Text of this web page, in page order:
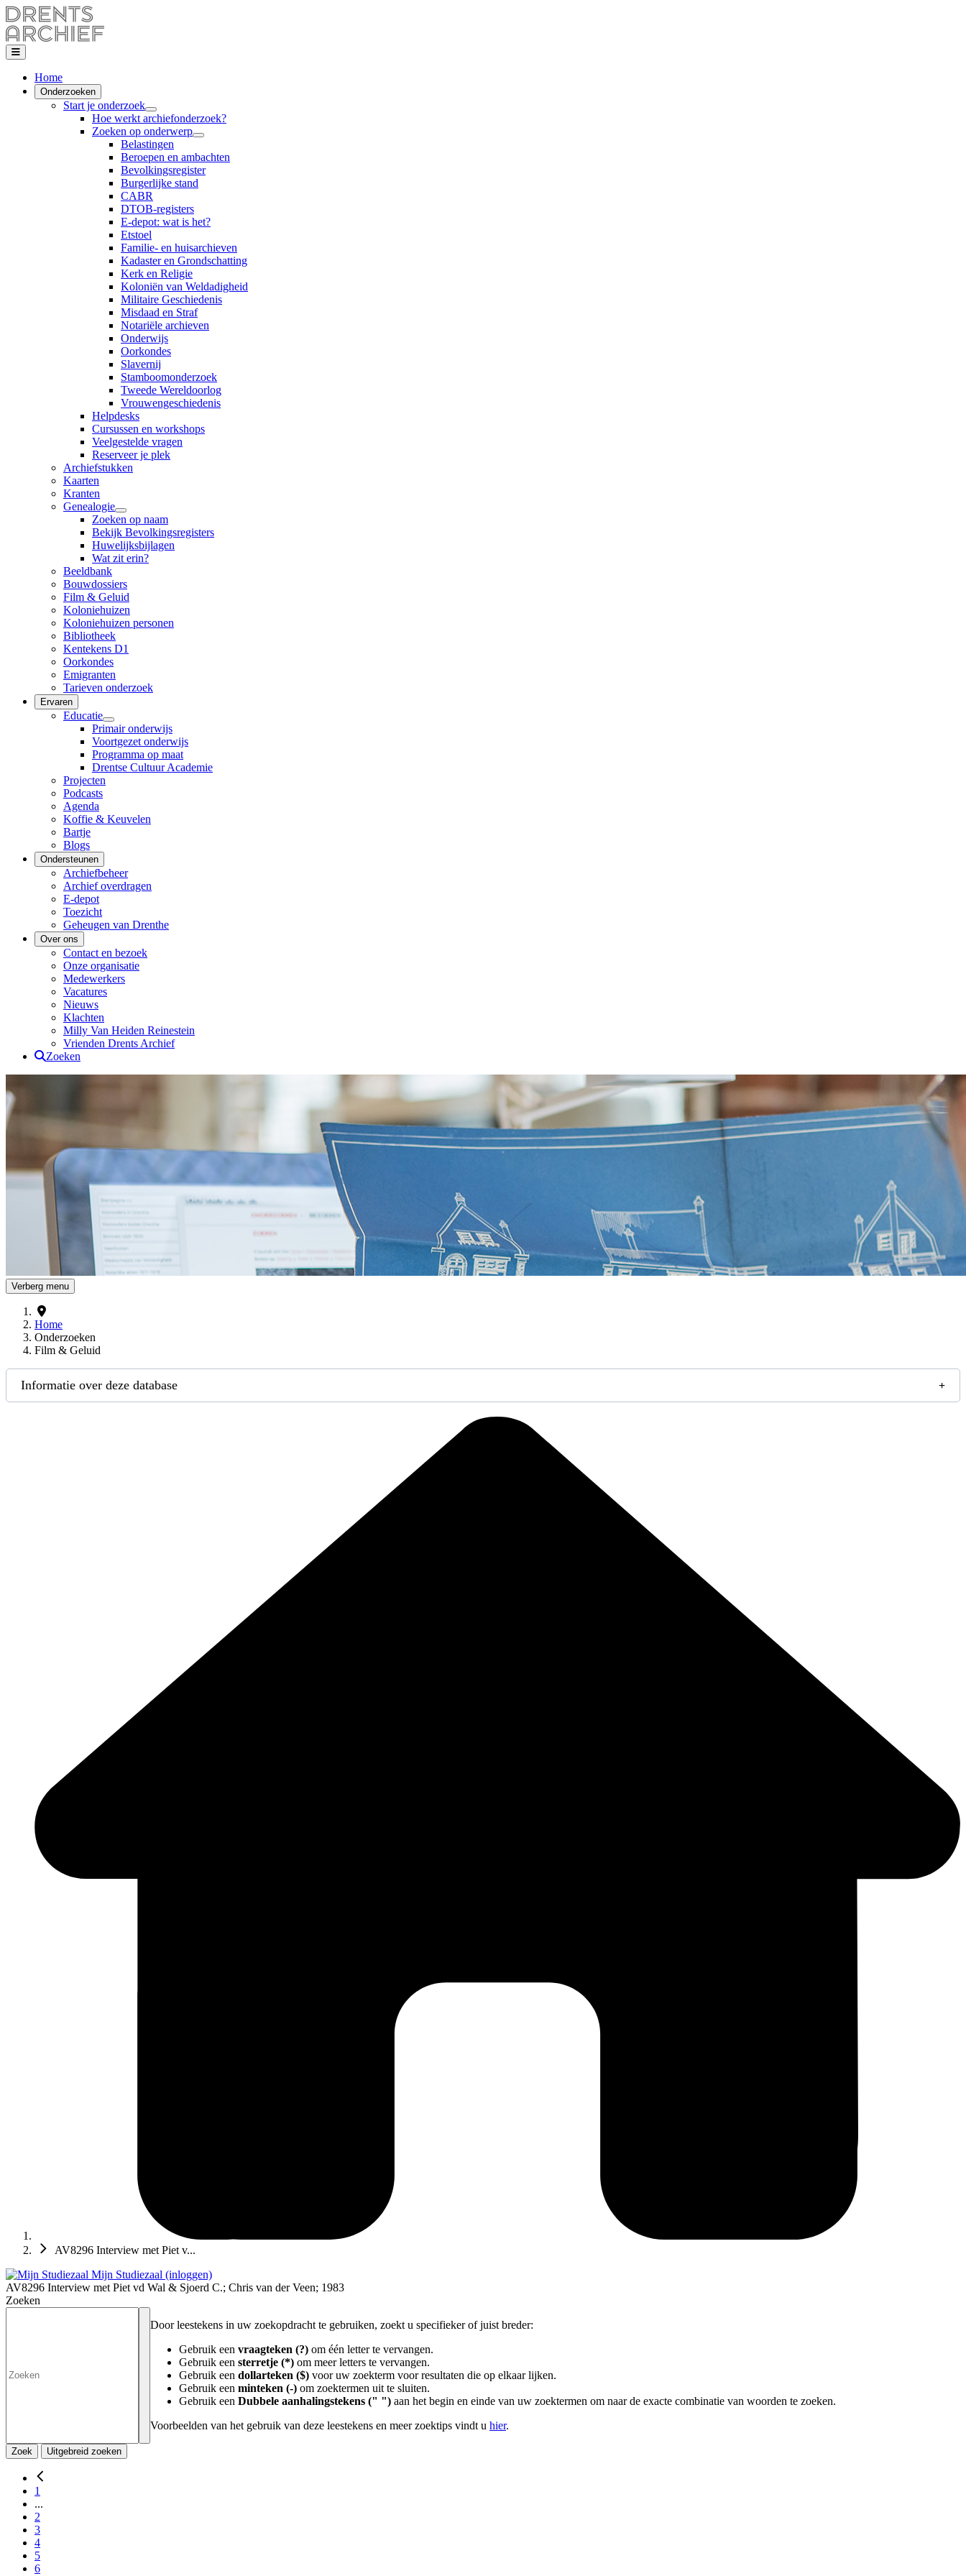
Home
Onderzoeken
Start je onderzoek
Hoe werkt archiefonderzoek?
Zoeken op onderwerp
Belastingen
Beroepen en ambachten
Bevolkingsregister
Burgerlijke stand
CABR
DTOB-registers
E-depot: wat is het?
Etstoel
Familie- en huisarchieven
Kadaster en Grondschatting
Kerk en Religie
Koloniën van Weldadigheid
Militaire Geschiedenis
Misdaad en Straf
Notariële archieven
Onderwijs
Oorkondes
Slavernij
Stamboomonderzoek
Tweede Wereldoorlog
Vrouwengeschiedenis
Helpdesks
Cursussen en workshops
Veelgestelde vragen
Reserveer je plek
Archiefstukken
Kaarten
Kranten
Genealogie
Zoeken op naam
Bekijk Bevolkingsregisters
Huwelijksbijlagen
Wat zit erin?
Beeldbank
Bouwdossiers
Film & Geluid
Koloniehuizen
Koloniehuizen personen
Bibliotheek
Kentekens D1
Oorkondes
Emigranten
Tarieven onderzoek
Ervaren
Educatie
Primair onderwijs
Voortgezet onderwijs
Programma op maat
Drentse Cultuur Academie
Projecten
Podcasts
Agenda
Koffie & Keuvelen
Bartje
Blogs
Ondersteunen
Archiefbeheer
Archief overdragen
E-depot
Toezicht
Geheugen van Drenthe
Over ons
Contact en bezoek
Onze organisatie
Medewerkers
Vacatures
Nieuws
Klachten
Milly Van Heiden Reinestein
Vrienden Drents Archief
Zoeken
Drents Archief
Verberg menu
Home
Onderzoeken
Film & Geluid
Informatie over deze database
AV8296 Interview met Piet v...
Mijn Studiezaal (inloggen)
AV8296 Interview met Piet vd Wal & Sjoerd C.; Chris van der Veen; 1983
Zoeken
Door leestekens in uw zoekopdracht te gebruiken, zoekt u specifieker of juist breder:
Gebruik een vraagteken (?) om één letter te vervangen.
Gebruik een sterretje (*) om meer letters te vervangen.
Gebruik een dollarteken ($) voor uw zoekterm voor resultaten die op elkaar lijken.
Gebruik een minteken (-) om zoektermen uit te sluiten.
Gebruik een Dubbele aanhalingstekens (" ") aan het begin en einde van uw zoektermen om naar de exacte combinatie van woorden te zoeken.
Voorbeelden van het gebruik van deze leestekens en meer zoektips vindt u hier.
Zoek Uitgebreid zoeken
1
...
2
3
4
5
6